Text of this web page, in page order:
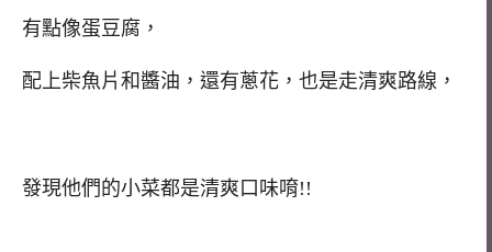
有點像蛋豆腐，
配上柴魚片和醬油，還有蔥花，也是走清爽路線，
發現他們的小菜都是清爽口味唷!!